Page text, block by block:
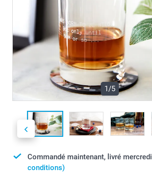
1/5
Commandé maintenant, livré mercredi
conditions)